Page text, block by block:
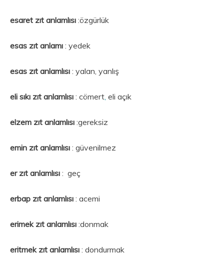
esaret zıt anlamlısı :özgürlük
esas zıt anlamı : yedek
esas zıt anlamlısı : yalan, yanlış
eli sıkı zıt anlamlısı : cömert eli açık
elzem zıt anlamlısı :gereksiz
emin zıt anlamlısı : güvenilmez
er zıt anlamlısı : geç
erbap zıt anlamlısı : acemi
erimek zıt anlamlısı :donmak
eritmek zıt anlamlısı : dondurmak